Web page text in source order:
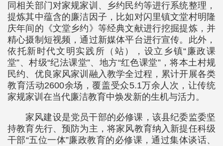
同相关部门对家规家训、乡约民约等进行系统整理，
提炼其中蕴含的廉洁因子，比如对闪里镇文堂村明隆
庆年间的《文堂乡约》等经典文献进行挖掘提炼，并
精心摄制短视频，通过新媒体平台进行宣传。此外，
依托新时代文明实践所（站），设立乡镇“廉政课
堂”、村级“纪法课堂”、地方“红色课堂”，将本土村规
民约、优良家风家训融入教学全过程，累计开展各类
教育活动2600余场，覆盖受众5.1万余人次，让传统
家规家训在当代廉洁教育中焕发新的生机与活力。
家风建设是党员干部的必修课，该县纪委监委坚
持教育先行、预防为主，将家风教育纳入新提任科级
干部“五位一体”廉政教育的必修课，通过集体谈话、